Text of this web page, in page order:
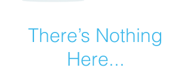
There’s Nothing
Here...